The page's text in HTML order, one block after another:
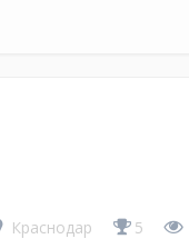
Краснодар
5